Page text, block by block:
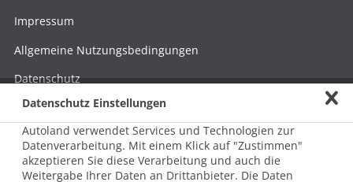
Impressum
Allgemeine Nutzungsbedingungen
Datenschutz
Hinweisgebersystem nach HinSchG
Beschwerde nach LkSG
Grundsatzerklärung zum LkSG
Datenschutz Einstellungen
Autoland verwendet Services und Technologien zur
Datenverarbeitung. Mit einem Klick auf "Zustimmen"
akzeptieren Sie diese Verarbeitung und auch die
Weitergabe Ihrer Daten an Drittanbieter. Die Daten